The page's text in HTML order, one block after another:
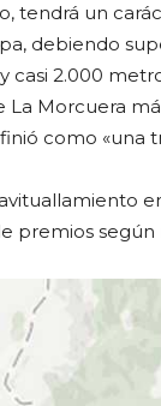
tendrá un
debiendo
2.000
Morcuera
como «una
premios